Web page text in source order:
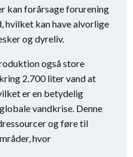
kan forårsage forurening
hvilket kan have alvorlige
og dyreliv.
også store
2.700 liter vand at
er en betydelig
vandkrise. Denne
og føre til
hvor